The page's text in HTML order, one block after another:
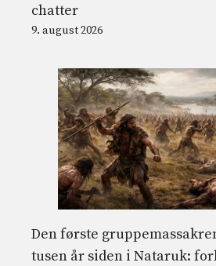
chatter
9. august 2026
Den første
tusen år siden i Nataruk: